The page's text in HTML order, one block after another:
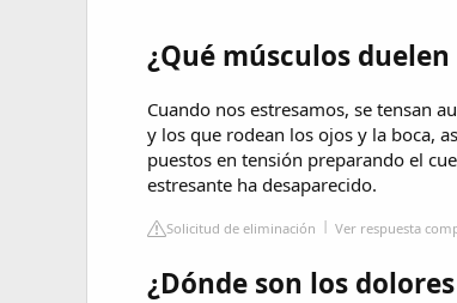
¿Qué músculos
Cuando nos estresamos, se tensan
y los que rodean los ojos y la boca,
puestos en tensión preparando el
estresante ha desaparecido.
Solicitud de eliminación Ver respuesta
¿Dónde son los